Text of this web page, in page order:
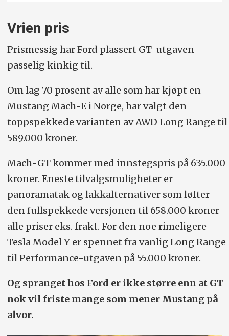
Vrien pris
Prismessig har Ford plassert GT-utgaven
passelig kinkig til.
Om lag 70 prosent av alle som har kjøpt en
Mustang Mach-E i Norge, har valgt den
toppspekkede varianten av AWD Long Range til
589.000 kroner.
Mach-GT kommer med innstegspris på 635.000
kroner. Eneste tilvalgsmuligheter er
panoramatak og lakkalternativer som løfter
den fullspekkede versjonen til 658.000 kroner –
alle priser eks. frakt. For den noe rimeligere
Tesla Model Y er spennet fra vanlig Long Range
til Performance-utgaven på 55.000 kroner.
Og spranget hos Ford er ikke større enn at GT
nok vil friste mange som mener Mustang på
alvor.